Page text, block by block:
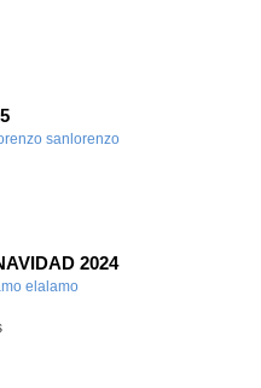
sanlorenzo-
2024
elalamo-